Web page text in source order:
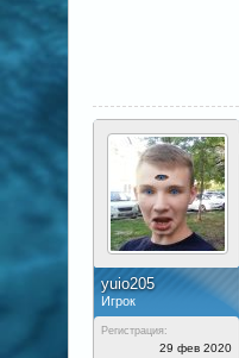
yuio205
Игрок
Регистрация:
29 фев 2020